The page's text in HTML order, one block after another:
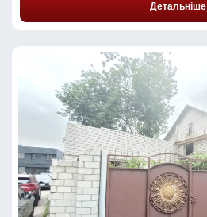
Детальніше